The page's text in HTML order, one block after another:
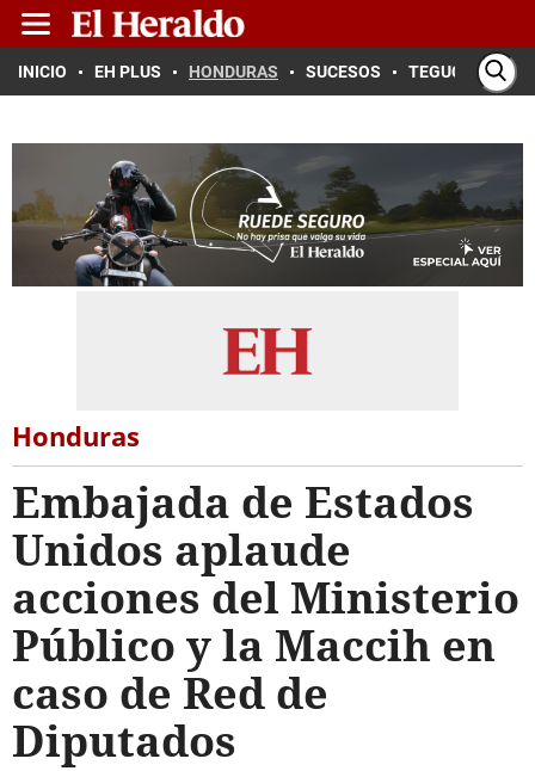
INICIO EH PLUS HONDURAS SUCESOS TEGUCIGALPA
Honduras
Embajada de Estados
Unidos aplaude
acciones del Ministerio
Público y la Maccih en
caso de Red de
Diputados